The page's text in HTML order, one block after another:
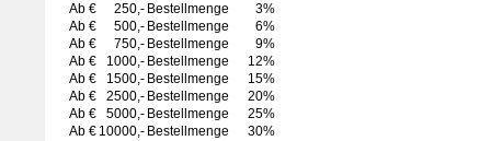
Ab € 250,- Bestellmenge
3%
Ab €
500,- Bestellmenge
6%
Ab €
750,- Bestellmenge
9%
Ab €
1000,- Bestellmenge
12%
Ab €
1500,- Bestellmenge
15%
Ab €
2500,- Bestellmenge
20%
Ab €
5000,- Bestellmenge
25%
Ab € 10000,- Bestellmenge 30%